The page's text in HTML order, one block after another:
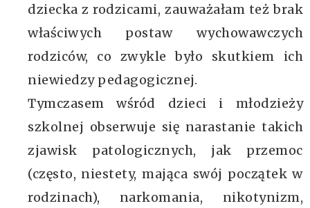
dziecka z rodzicami, zauważałam też brak
właściwych postaw wychowawczych
rodziców, co zwykle było skutkiem ich
niewiedzy pedagogicznej.
Tymczasem wśród dzieci i młodzieży
szkolnej obserwuje się narastanie takich
zjawisk patologicznych, jak przemoc
(często, niestety, mająca swój początek w
rodzinach), narkomania, nikotynizm,